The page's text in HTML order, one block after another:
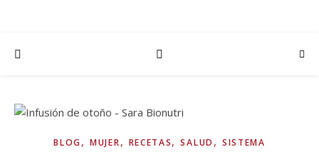
BLOG, MUJER, RECETAS,SALUD , SISTEMA